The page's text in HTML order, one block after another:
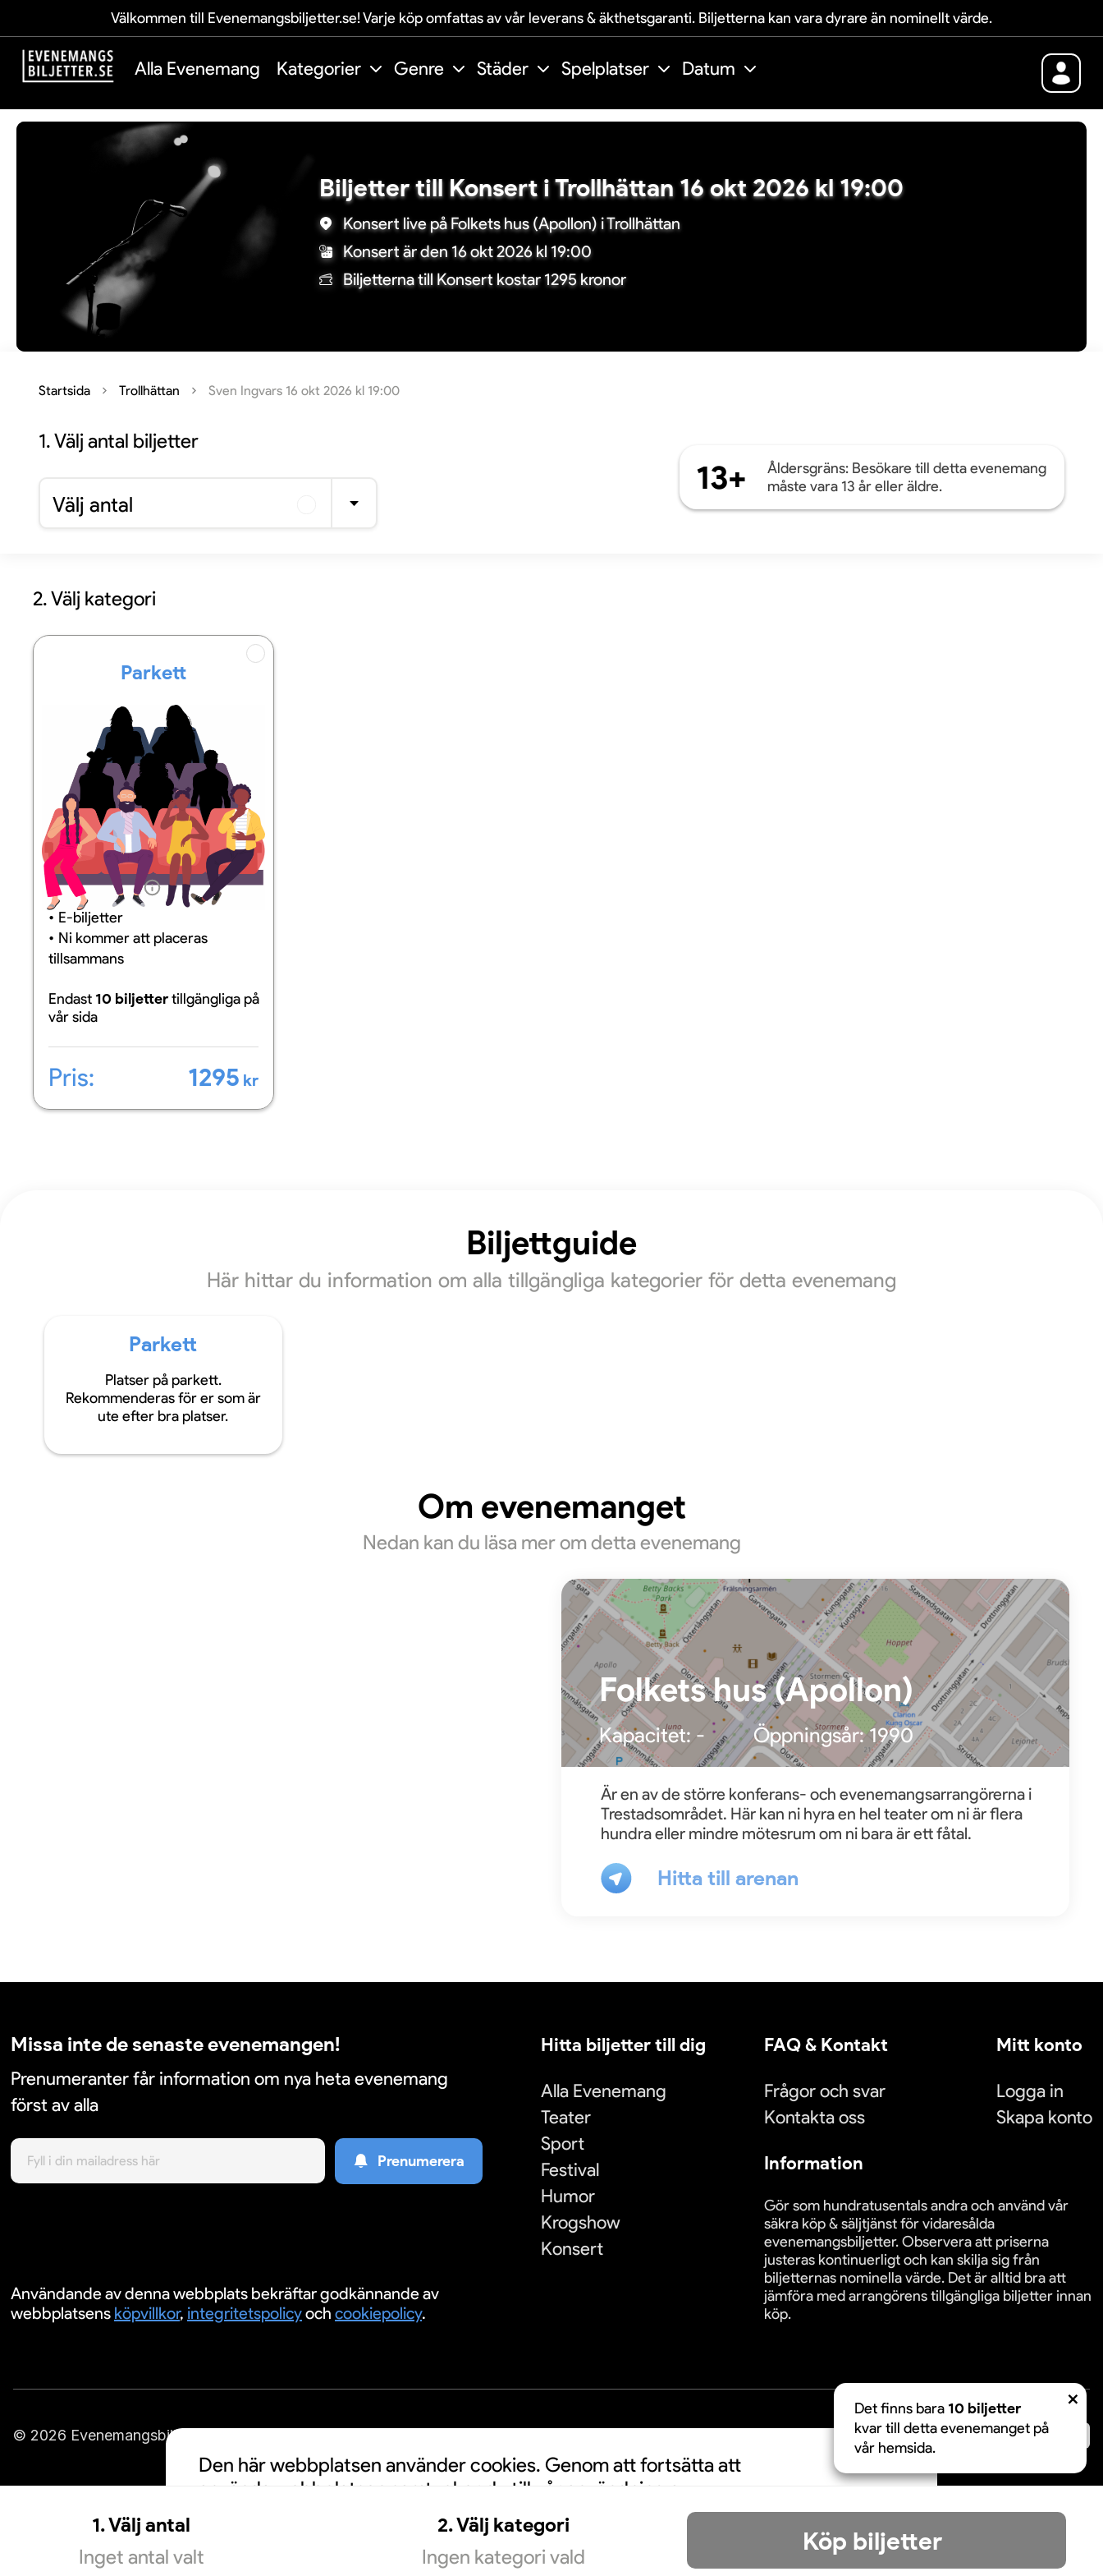
Välkommen till Evenemangsbiljetter.se! Varje köp omfattas av vår leverans & äkthetsgaranti. Biljetterna kan vara dyrare än nominellt värde.
Alla Evenemang Kategorier Genre Städer Spelplatser Datum
Biljetter till Konsert i Trollhättan 16 okt 2026 kl 19:00
Konsert live på Folkets hus (Apollon) i Trollhättan
Konsert är den 16 okt 2026 kl 19:00
Biljetterna till Konsert kostar 1295 kronor
Startsida Trollhättan Sven Ingvars 16 okt 2026 kl 19:00
1.Välj antal biljetter
Välj antal
13+
Åldersgräns: Besökare till detta evenemang
måste vara 13 år eller äldre.
2. Välj kategori
Parkett
Information
E-biljetter
Ni kommer att placeras
tillsammans
Endast 10 biljettertillgängliga på
vår sida
Pris: 1295 kr
Biljettguide
Här hittar du information om alla tillgängliga kategorier för detta evenemang
Parkett
Platser på parkett.
Rekommenderas för er som är
ute efter bra platser.
Om evenemanget
Nedan kan du läsa mer om detta evenemang
Folkets hus (Apollon)
Kapacitet: - Öppningsår:1990
Är en av de större konferans- och evenemangsarrangörerna i
Trestadsområdet. Här kan ni hyra en hel teater om ni är flera
hundra eller mindre mötesrum om ni bara är ett fåtal.
Hitta till arenan
1. Välj antal
Inget antal valt
2. Välj kategori
Ingen kategori vald
Köp biljetter
Det finns bara 10 biljetter
kvar till detta evenemanget på
vår hemsida.
Missa inte de senaste evenemangen!
Prenumeranter får information om nya heta evenemang
först av alla
Prenumerera
Användande av denna webbplats bekräftar godkännande av
webbplatsens köpvillkor, integritetspolicyoch cookiepolicy.
Hitta biljetter till dig
Alla Evenemang
Teater
Sport
Festival
Humor
Krogshow
Konsert
FAQ & Kontakt
Frågor och svar
Kontakta oss
Mitt konto
Logga in
Skapa konto
Information
Gör som hundratusentals andra och använd vår
säkra köp & säljtjänst för vidaresålda
evenemangsbiljetter. Observera att priserna
justeras kontinuerligt och kan skilja sig från
biljetternas nominella värde. Det är alltid bra att
jämföra med arrangörens tillgängliga biljetter innan
köp.
© 2026 Evenemangsbiljetter.se
Den här webbplatsen använder cookies. Genom att fortsätta att
använda webbplatsen samtycker du till vår användning av
cookies och att dina personuppgifter kan användas för
personalisering av annonser. Klicka här för att läsa mer.
information
Acceptera